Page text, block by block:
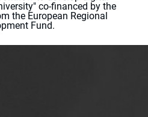
co-financed by the
the European Regional
Fund.